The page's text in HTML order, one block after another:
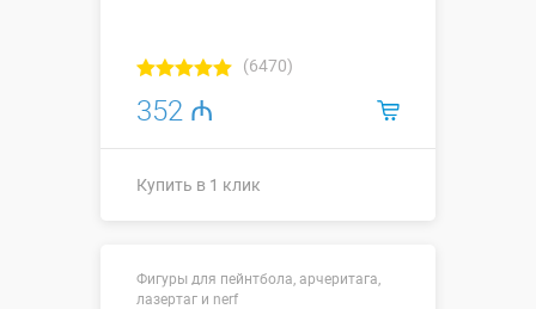
(6470)
352 ₼
Купить в 1 клик
Больше деталей →
Фигуры для пейнтбола, арчеритага,
лазертаг и nerf